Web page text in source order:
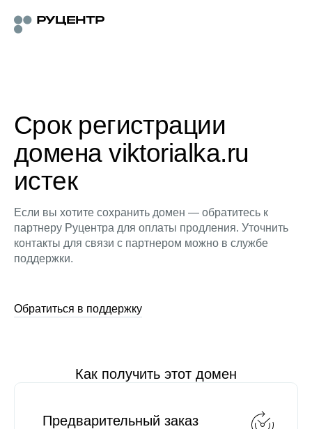
Срок регистрации
домена viktorialka.ru
истек
Если вы хотите сохранить домен — обратитесь к
партнеру Руцентра для оплаты продления. Уточнить
контакты для связи с партнером можно в службе
поддержки.
Обратиться в поддержку
Как получить этот домен
Предварительный заказ